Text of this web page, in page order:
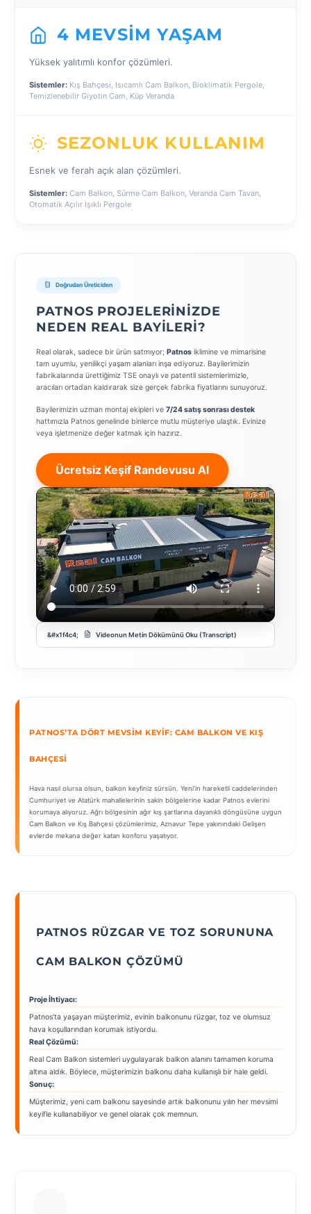
4 MEVSIM YAŞAM
Yüksek yalıtımlı konfor çözümleri.
Sistemler: Kış Bahçesi, Isıcamlı Cam Balkon, Bioklimatik Pergole,
Temizlenebilir Giyotin Cam, Küp Veranda
SEZONLUK KULLANIM
Esnek ve ferah açık alan çözümleri.
Sistemler: Cam Balkon, Sürme Cam Balkon, Veranda Cam Tavan,
Otomatik Açılır Işıklı Pergole
Doğrudan Üreticiden
PATNOS PROJELERINIZDE
NEDEN REAL BAYILERI?
Real olarak, sadece bir ürün satmıyor; Patnos iklimine ve mimarisine
tam uyumlu, yenilikçi yaşam alanları inşa ediyoruz. Bayilerimizin
fabrikalarında ürettiğimiz TSE onaylı ve patentli sistemlerimizle,
aracıları ortadan kaldırarak size gerçek fabrika fiyatlarını sunuyoruz.
Bayilerimizin uzman montaj ekipleri ve 7/24 satış sonrası destek
hattımızla Patnos genelinde binlerce mutlu müşteriye ulaştık. Evinize
veya işletmenize değer katmak için hazırız.
Ücretsiz Keşif Randevusu Al
Videonun Metin Dökümünü Oku (Transcript)
PATNOS’TA DÖRT MEVSIM KEYIF: CAM BALKON VE KIŞ
BAHÇESI
Hava nasıl olursa olsun, balkon keyfiniz sürsün. Yeni’in hareketli caddelerinden
Cumhuriyet ve Atatürk mahallelerinin sakin bölgelerine kadar Patnos evlerini
korumaya alıyoruz. Ağrı bölgesinin ağır kış şartlarına dayanıklı döngüsüne uygun
Cam Balkon ve Kış Bahçesi çözümlerimiz, Aznavur Tepe yakınındaki Gelişen
evlerde mekana değer katan konforu yaşatıyor.
PATNOS RÜZGAR VE TOZ SORUNUNA
CAM BALKON ÇÖZÜMÜ
Proje İhtiyacı:
Patnos’ta yaşayan müşterimiz, evinin balkonunu rüzgar, toz ve olumsuz
hava koşullarından korumak istiyordu.
Real Çözümü:
Real Cam Balkon sistemleri uygulayarak balkon alanını tamamen koruma
altına aldık. Böylece, müşterimizin balkonu daha kullanışlı bir hale geldi.
Sonuç:
Müşterimiz, yeni cam balkonu sayesinde artık balkonunu yılın her mevsimi
keyifle kullanabiliyor ve genel olarak çok memnun.